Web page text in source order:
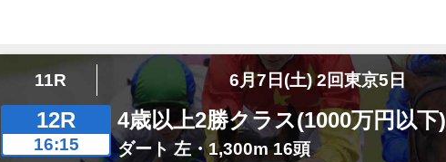
11R 6月7日(土) 2回東京5日
12R
16:15
4歳以上2勝クラス(1000万円以下)
ダート 左・1,300m 16頭